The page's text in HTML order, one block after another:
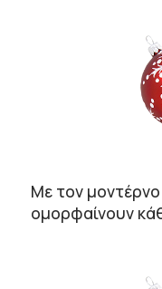
Με τον
ομορφαίνουν